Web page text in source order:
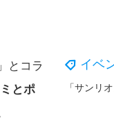
イベ
とコラ
とポ